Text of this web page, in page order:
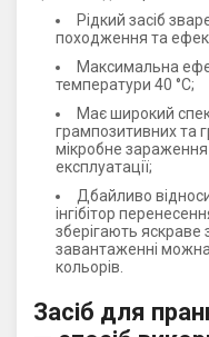
Рідкий засіб
походження та
Максимальна
температури 40 °C;
Має широкий
грампозитивних та
мікробне зараження
експлуатації;
Дбайливо
інгібітор
зберігають яскраве
завантаженні
кольорів.
Засіб для